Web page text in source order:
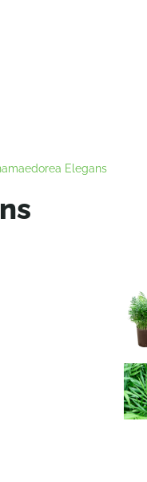
Elegans